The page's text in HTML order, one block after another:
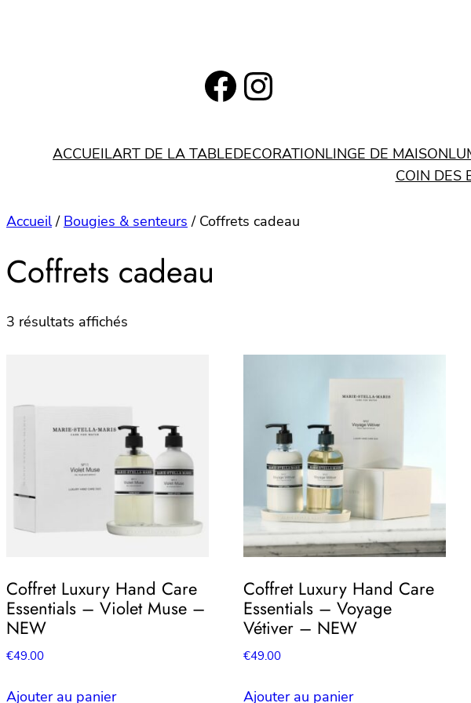
https://www.facebook.com/bohemianlifestyle.be Instagram
ACCUEILART DE LA TABLEDECORATIONLINGE DE MAISON
COIN DES
Accueil/ Bougies & senteurs / Coffrets cadeau
Coffrets cadeau
3 résultats affichés
Coffret Luxury Hand Care
Essentials – Violet Muse –
NEW
€49.00
Ajouter au panier
Coffret Luxury Hand Care
Essentials – Voyage
Vétiver – NEW
€49.00
Ajouter au panier